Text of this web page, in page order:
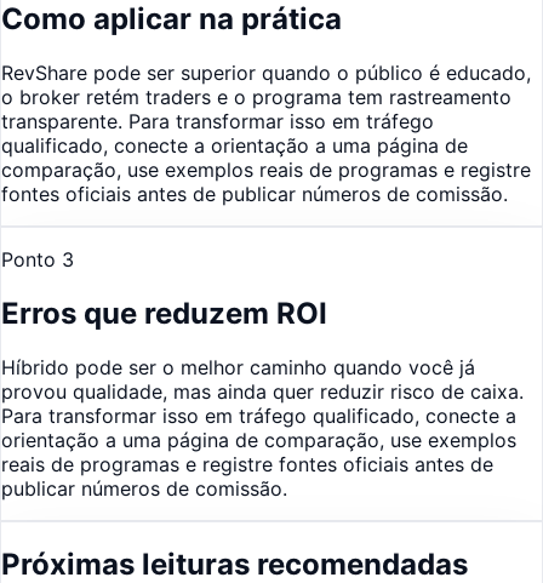
Como aplicar na prática
RevShare pode ser superior quando o público é educado,
o broker retém traders e o programa tem rastreamento
transparente. Para transformar isso em tráfego
qualificado, conecte a orientação a uma página de
comparação, use exemplos reais de programas e registre
fontes oficiais antes de publicar números de comissão.
Ponto 3
Erros que reduzem ROI
Híbrido pode ser o melhor caminho quando você já
provou qualidade, mas ainda quer reduzir risco de caixa.
Para transformar isso em tráfego qualificado, conecte a
orientação a uma página de comparação, use exemplos
reais de programas e registre fontes oficiais antes de
publicar números de comissão.
Próximas leituras recomendadas